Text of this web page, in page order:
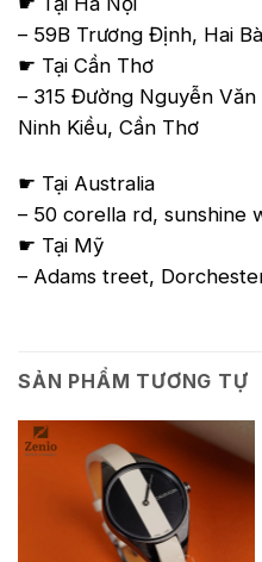
– 59B Trương Định, Hai
☛ Tại Cần Thơ
– 315 Đường Nguyễn
Ninh Kiều, Cần Thơ
☛ Tại Australia
– 50 corella rd, sunshine
☛ Tại Mỹ
– Adams treet,
SẢN PHẨM TƯƠNG TỰ